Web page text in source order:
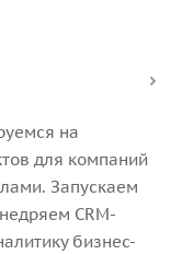
на
для компаний
Запускаем
CRM-
бизнес-